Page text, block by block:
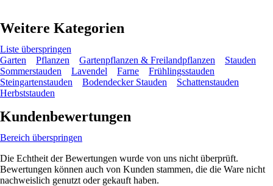
Weitere Kategorien
Liste überspringen
Garten
Pflanzen Gartenpflanzen & Freilandpflanzen
Stauden
Sommerstauden
Lavendel Farne
Frühlingsstauden
Steingartenstauden
Bodendecker Stauden
Schattenstauden
Herbststauden
Kundenbewertungen
Bereich überspringen
Die Echtheit der Bewertungen wurde von uns nicht überprüft.
Bewertungen können auch von Kunden stammen, die die Ware nicht
nachweislich genutzt oder gekauft haben.